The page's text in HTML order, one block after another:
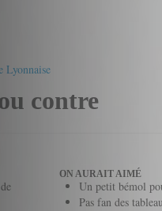
Lyonnaise
contre
ON AURAIT AIMÉ
Un petit bémol
Pas fan des